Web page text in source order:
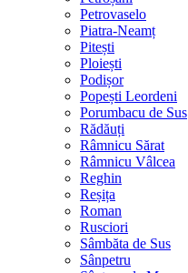
Petrovaselo
Piatra-Neamț
Pitești
Ploiești
Podișor
Popești Leordeni
Porumbacu de Sus
Rădăuți
Râmnicu Sărat
Râmnicu Vâlcea
Reghin
Reșița
Roman
Rusciori
Sâmbăta de Sus
Sânpetru